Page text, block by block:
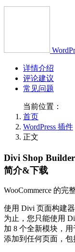
详情介绍
评论建议
常见问题
当前位置：
首页
WordPress 插件
正文
Divi Shop
简介&下载
WooCommerce 的完
使用 Divi 页面构建
为止，您只能使用
加 8 个全新模块，
添加到任何页面，包